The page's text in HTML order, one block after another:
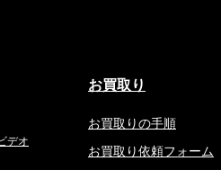
デオ
お買取り
お買取りの手順
お買取り依頼フォーム